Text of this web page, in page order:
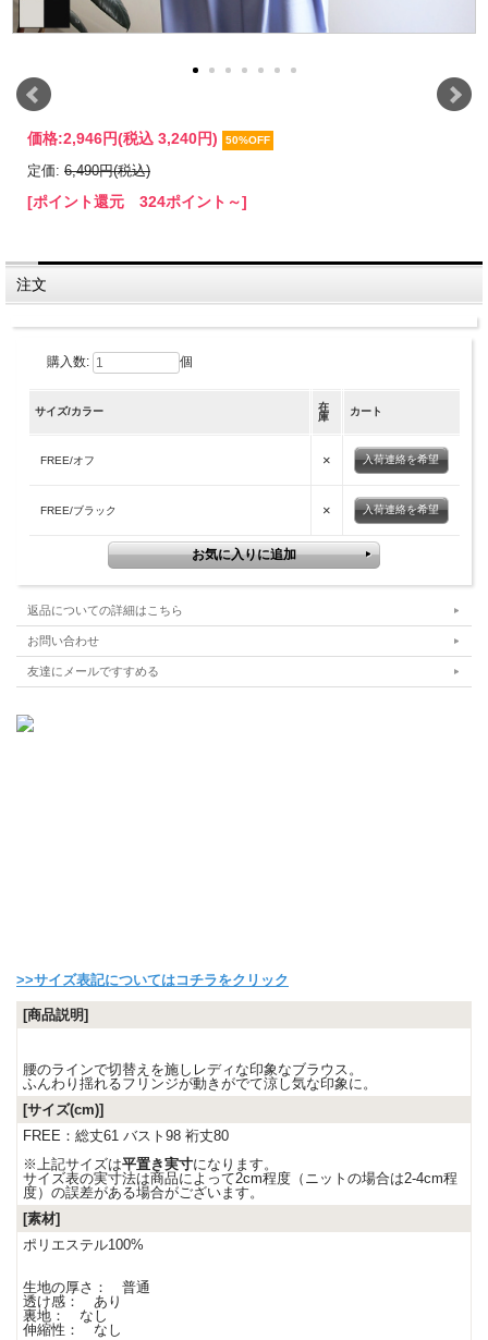
価格:2,946円(税込 3,240円) 50%OFF
定価: 6,490円(税込)
[ポイント還元 324ポイント～]
注文
購入数: 個
サイズ/カラー
在
庫
カート
FREE/オフ × 入荷連絡を希望
FREE/ブラック × 入荷連絡を希望
返品についての詳細はこちら
お問い合わせ
友達にメールですすめる
>>サイズ表記についてはコチラをクリック
[商品説明]
腰のラインで切替えを施しレディな印象なブラウス。
ふんわり揺れるフリンジが動きがでて涼し気な印象に。
[サイズ(cm)]
FREE：総丈61 バスト98 裄丈80
※上記サイズは平置き実寸になります。
サイズ表の実寸法は商品によって2cm程度（ニットの場合は2-4cm程
度）の誤差がある場合がございます。
[素材]
ポリエステル100%
生地の厚さ： 普通
透け感： あり
裏地： なし
伸縮性： なし